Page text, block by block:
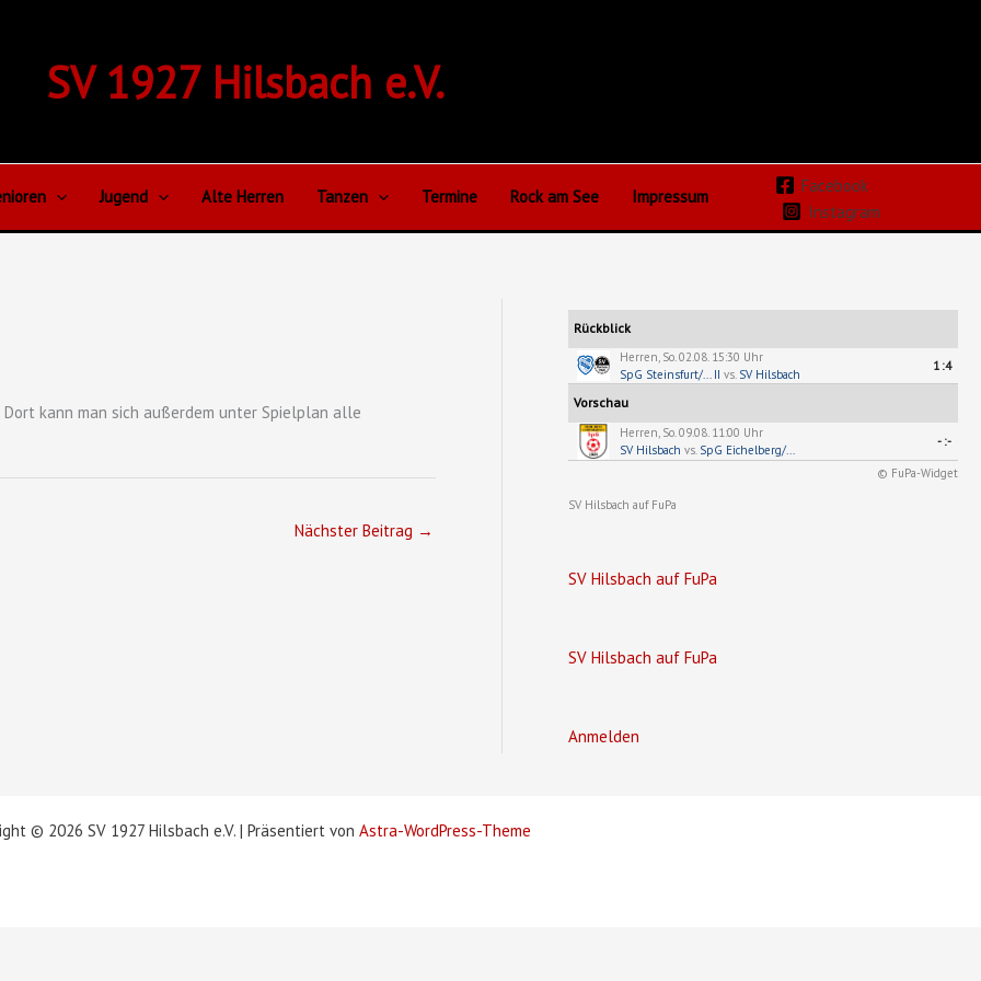
SV 1927 Hilsbach e.V.
Jugend Alte Herren Tanzen Termine Rock am See Impressum
Facebook
Instagram
kann man sich außerdem unter Spielplan alle
Nächster Beitrag →
Rückblick
Herren, So. 02.08. 15:30 Uhr
SpG Steinsfurt/... II vs. SV Hilsbach
1:4
Vorschau
Herren, So. 09.08. 11:00 Uhr
SV Hilsbach vs. SpG Eichelberg/...
-:-
© FuPa-Widget
SV Hilsbach auf FuPa
SV Hilsbach auf FuPa
SV Hilsbach auf FuPa
Anmelden
© 2026 SV 1927 Hilsbach e.V. | Präsentiert von Astra-WordPress-Theme